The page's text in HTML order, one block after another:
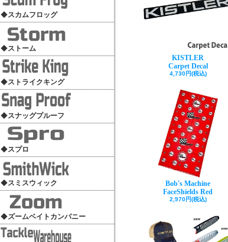
◆スカムフロッグ
◆ストーム
◆ストライクキング
◆スナッグプルーフ
◆スプロ
◆スミスウィック
◆ズームベイトカンパニー
KISTLER
Carpet Decal
4,730円(税込)
Bob's Machine
FaceShields Red
2,970円(税込)